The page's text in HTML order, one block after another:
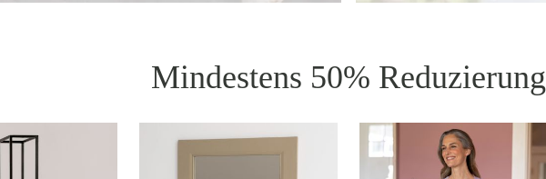
Mindestens 50% Reduzierung